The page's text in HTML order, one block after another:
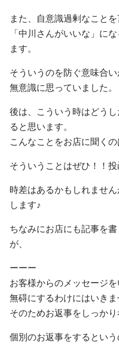
また、自意識過剰なこと
「中川さんがいいな」に
ます。
そういうのを防ぐ意味合い
無意識に思っていました。
後は、こういう時はどう
ると思います。
こんなことをお店に聞く
そういうことはぜひ！！投
時差はあるかもしれませ
します♪
ちなみにお店にも記事を
が、
ーーー
お客様からのメッセージ
無碍にするわけにはいきま
そのためお返事をしっかり
個別のお返事をするとい